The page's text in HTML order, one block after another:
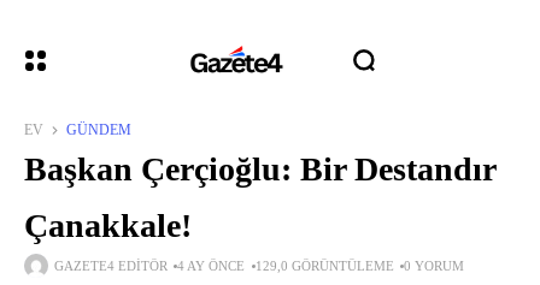
EV GÜNDEM
Başkan Çerçioğlu: Bir Destandır
Çanakkale!
GAZETE4 EDITÖR 4 AY ÖNCE 129,0 GÖRÜNTÜLEME 0 YORUM